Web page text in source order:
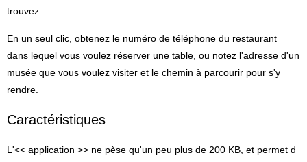
trouvez.
En un seul clic, obtenez le numéro de téléphone du restaurant
dans lequel vous voulez réserver une table, ou notez l'adresse d'un
musée que vous voulez visiter et le chemin à parcourir pour s'y
rendre.
Caractéristiques
L'<< application >> ne pèse qu'un peu plus de 200 KB, et permet d